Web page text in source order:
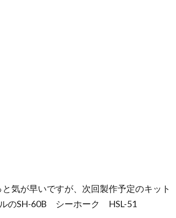
気が早いですが、次回製作予定のキット
ルのSH-60B シーホーク HSL-51